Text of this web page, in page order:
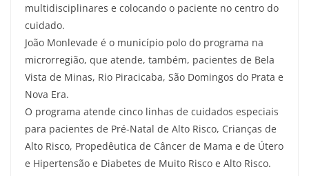
multidisciplinares e colocando o paciente no centro do
cuidado.
João Monlevade é o município polo do programa na
microrregião, que atende, também, pacientes de Bela
Vista de Minas, Rio Piracicaba, São Domingos do Prata e
Nova Era.
O programa atende cinco linhas de cuidados especiais
para pacientes de Pré-Natal de Alto Risco, Crianças de
Alto Risco, Propedêutica de Câncer de Mama e de Útero
e Hipertensão e Diabetes de Muito Risco e Alto Risco.